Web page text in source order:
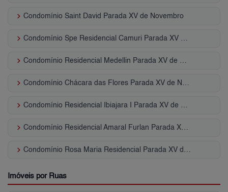
keyboard_arrow_right Condomínio Saint David Parada XV de Novembro
keyboard_arrow_right Condomínio Spe Residencial Camuri Parada XV de Novembro
keyboard_arrow_right Condomínio Residencial Medellin Parada XV de Novembro
keyboard_arrow_right Condomínio Chácara das Flores Parada XV de Novembro
keyboard_arrow_right Condomínio Residencial Ibiajara I Parada XV de Novembro
keyboard_arrow_right Condomínio Residencial Amaral Furlan Parada XV de Novembro
keyboard_arrow_right Condomínio Rosa Maria Residencial Parada XV de Novembro
Imóveis por Ruas